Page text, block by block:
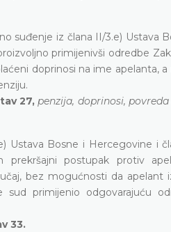
suđenje iz člana II/3.e) Ustava
primijenivši odredbe
doprinosi na ime apelanta, a
27, penzija, doprinosi,
Ustava Bosne i Hercegovine i
postupak protiv
bez mogućnosti da apelant
primijenio odgovarajuću
33.